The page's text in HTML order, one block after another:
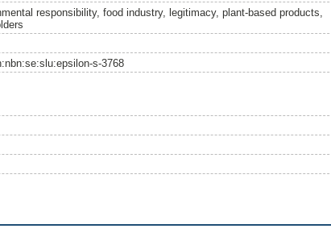
responsibility, food industry, legitimacy, plant-based products,
s-3768